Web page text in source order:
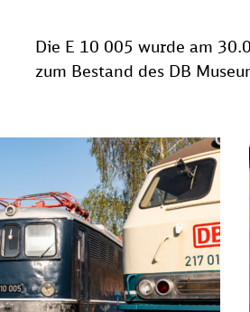
Die E 10 005 wurde am
zum Bestand des DB